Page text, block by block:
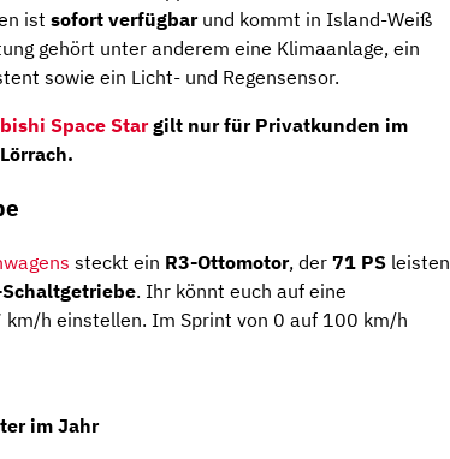
ist sofort verfügbarund kommt in Island-Weiß
gehört unter anderem eine Klimaanlage, ein
sowie ein Licht- und Regensensor.
Space Stargilt nur für Privatkunden im
.
steckt ein R3-Ottomotor, der 71 PS leisten
. Ihr könnt euch auf eine
h einstellen. Im Sprint von 0 auf 100 km/h
im Jahr